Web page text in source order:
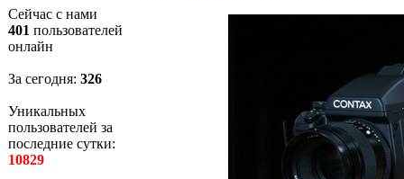
Сейчас с нами
401 пользователей
онлайн
За сегодня: 326
Уникальных
пользователей за
последние сутки:
10829